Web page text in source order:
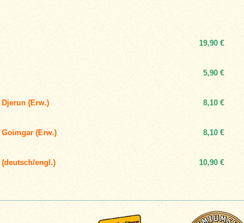
19,90 €
5,90 €
Djerun (Erw.)
8,10 €
Goimgar (Erw.)
8,10 €
engl.)
10,90 €